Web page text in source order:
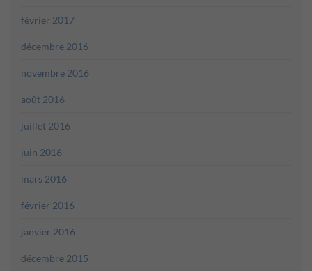
février 2017
décembre 2016
novembre 2016
août 2016
juillet 2016
juin 2016
mars 2016
février 2016
janvier 2016
décembre 2015